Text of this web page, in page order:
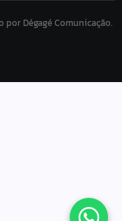
por Dégagé Comunicação.